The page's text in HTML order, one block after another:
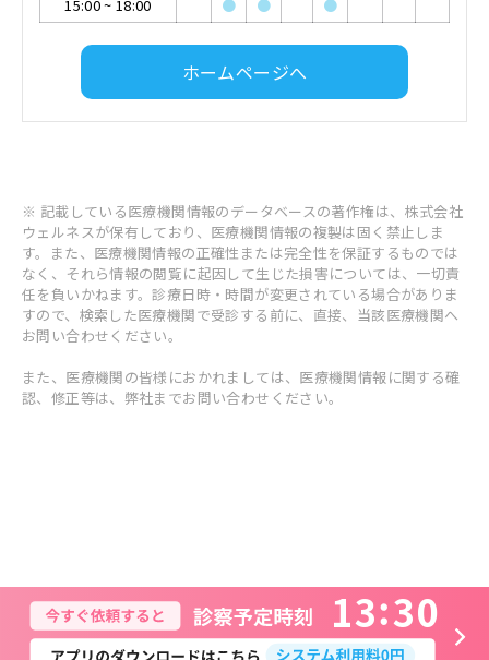
15:00~ 18:00 ● ● ●
ホームページへ
※ 記載している医療機関情報のデータベースの著作権は、株式会社
ウェルネスが保有しており、医療機関情報の複製は固く禁止しま
す。また、医療機関情報の正確性または完全性を保証するものでは
なく、それら情報の閲覧に起因して生じた損害については、一切責
任を負いかねます。診療日時・時間が変更されている場合がありま
すので、検索した医療機関で受診する前に、直接、当該医療機関へ
お問い合わせください。
また、医療機関の皆様におかれましては、医療機関情報に関する確
認、修正等は、弊社までお問い合わせください。
13 30